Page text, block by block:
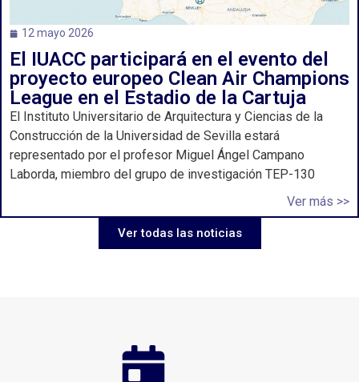
12 mayo 2026
El IUACC participará en el evento del
proyecto europeo Clean Air Champions
League en el Estadio de la Cartuja
El Instituto Universitario de Arquitectura y Ciencias de la
Construcción de la Universidad de Sevilla estará
representado por el profesor Miguel Ángel Campano
Laborda, miembro del grupo de investigación TEP-130
Ver más >>
Ver todas las noticias